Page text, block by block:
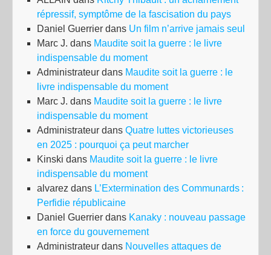
répressif, symptôme de la fascisation du pays
Daniel Guerrier dans Un film n’arrive jamais seul
Marc J. dans Maudite soit la guerre : le livre
indispensable du moment
Administrateur dans Maudite soit la guerre : le
livre indispensable du moment
Marc J. dans Maudite soit la guerre : le livre
indispensable du moment
Administrateur dans Quatre luttes victorieuses
en 2025 : pourquoi ça peut marcher
Kinski dans Maudite soit la guerre : le livre
indispensable du moment
alvarez dans L’Extermination des Communards :
Perfidie républicaine
Daniel Guerrier dans Kanaky : nouveau passage
en force du gouvernement
Administrateur dans Nouvelles attaques de